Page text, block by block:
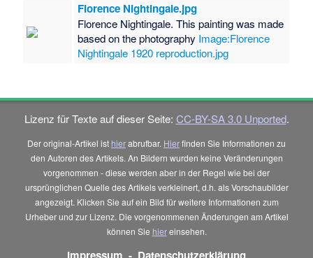
Florence Nightingale.jpg
Florence Nightingale. This painting was made
based on the photography Image:Florence
Nightingale 1920 reproduction.jpg
Lizenz für Texte auf dieser Seite: CC-BY-SA 3.0 Unported.
Der original-Artikel ist hierabrufbar. Hierfinden Sie Informationen zu
den Autoren des Artikels. An Bildern wurden keine Veränderungen
vorgenommen - diese werden aber in der Regel wie bei der
ursprünglichen Quelle des Artikels verkleinert, d.h. als Vorschaubilder
angezeigt. Klicken Sie auf ein Bild für weitere Informationen zum
Urheber und zur Lizenz. Die vorgenommenen Änderungen am Artikel
können Sie hiereinsehen.